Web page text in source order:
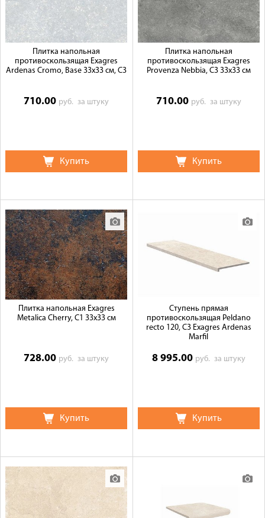
Плитка напольная
противоскользящая Exagres
Ardenas Cromo, Base 33x33 см, C3
710.00 руб.за штуку
Купить
Плитка напольная
противоскользящая Exagres
Provenza Nebbia, C3 33x33 см
710.00 руб. за штуку
Купить
Плитка напольная Exagres
Metalica Cherry, C1 33x33 см
728.00 руб.за штуку
Купить
Ступень прямая
противоскользящая Peldano
recto 120, C3 Exagres Ardenas
Marfil
8 995.00 руб. за штуку
Купить